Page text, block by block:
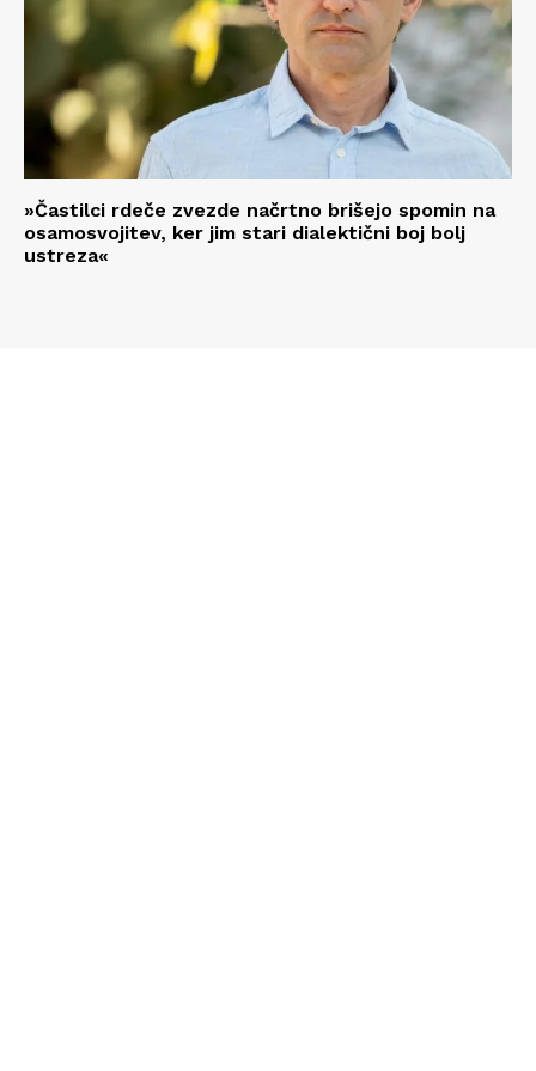
»Častilci rdeče zvezde načrtno brišejo spomin na
osamosvojitev, ker jim stari dialektični boj bolj
ustreza«